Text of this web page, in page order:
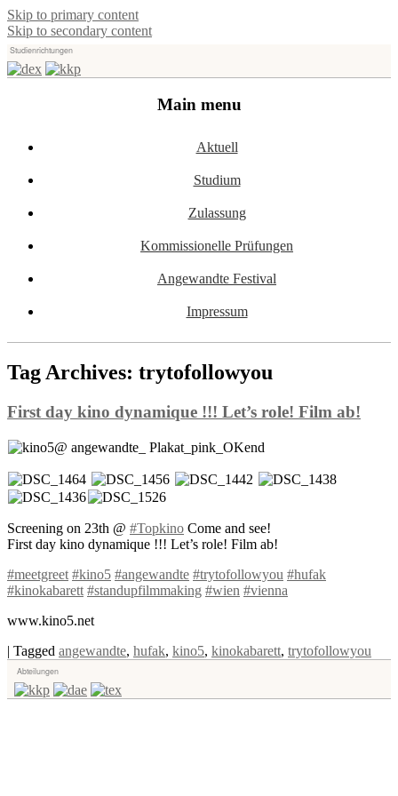
Skip to primary content
Skip to secondary content
dex-kkp
Universität für angewandte Kunst Wien
Studienrichtungen
Main menu
Aktuell
Studium
Zulassung
Kommissionelle Prüfungen
Angewandte Festival
Impressum
Tag Archives: trytofollowyou
First day kino dynamique !!! Let’s role! Film ab!
Screening on 23th @ ‪#‎Topkino‬ Come and see!
First day kino dynamique !!! Let’s role! Film ab!
‪#‎meetgreet‬ ‪#‎kino5‬ ‪#‎angewandte‬ ‪#‎trytofollowyou‬ ‪#‎hufak‬
‪#‎kinokabarett‬ ‪#‎standupfilmmaking‬ ‪#‎wien‬ ‪#‎vienna‬
www.kino5.net
| Tagged angewandte, hufak, kino5, kinokabarett, trytofollowyou
Abteilungen